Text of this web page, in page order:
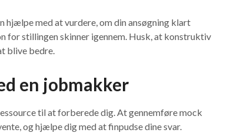
hjælpe med at vurdere, om din ansøgning klart
for stillingen skinner igennem. Husk, at konstruktiv
blive bedre.
en jobmakker
til at forberede dig. At gennemføre mock
og hjælpe dig med at finpudse dine svar.